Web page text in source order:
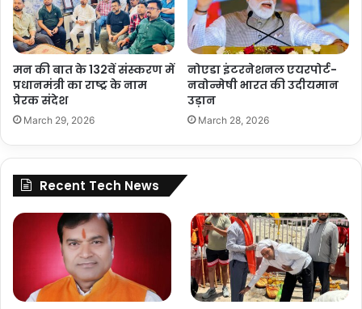
मन की बात के 132वें संस्करण में
प्रधानमंत्री का राष्ट्र के नाम
प्रेरक संदेश
March 29, 2026
नोएडा इंटरनेशनल एयरपोर्ट-
नवोन्मेषी भारत की उदीयमान
उड़ान
March 28, 2026
Recent Tech News